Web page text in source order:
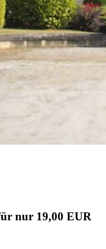
nur 19,00 EUR